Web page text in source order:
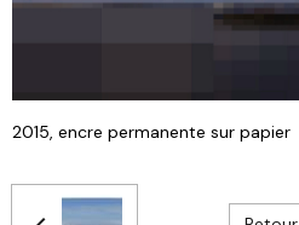
2015, encre permanente sur papier